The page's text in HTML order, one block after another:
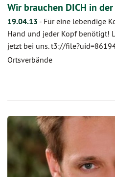
Wir brauchen DICH in
19.04.13 - Für eine lebendige
Hand und jeder Kopf benötigt!
jetzt bei uns. t3://
Ortsverbände